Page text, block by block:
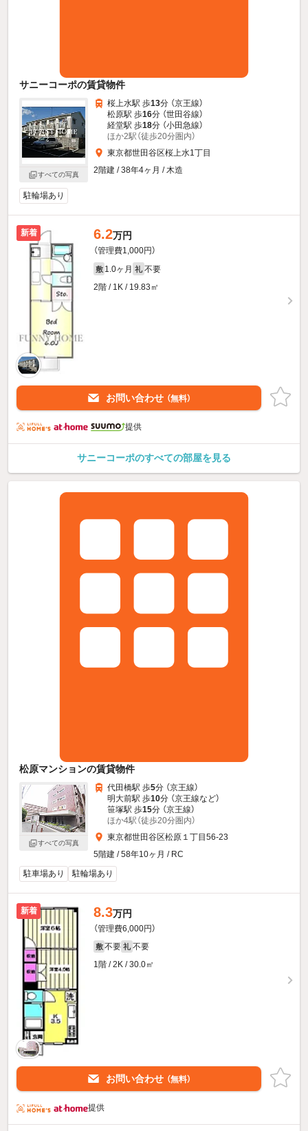
サニーコーポの賃貸物件
すべての写真
桜上水駅 歩13分 （京王線）
松原駅 歩16分 （世田谷線）
経堂駅 歩18分 （小田急線）
ほか2駅（徒歩20分圏内）
東京都世田谷区桜上水1丁目
2階建 / 38年4ヶ月 / 木造
駐輪場あり
新着 6.2万円
（管理費1,000円）
敷 1.0ヶ月 礼 不要
2階 / 1K / 19.83㎡
お問い合わせ （無料）
提供
サニーコーポのすべての部屋を見る
松原マンションの賃貸物件
すべての写真
代田橋駅 歩5分 （京王線）
明大前駅 歩10分 （京王線など）
笹塚駅 歩15分 （京王線）
ほか4駅（徒歩20分圏内）
東京都世田谷区松原１丁目56-23
5階建 / 58年10ヶ月 / RC
駐車場あり
駐輪場あり
新着 8.3万円
（管理費6,000円）
敷 不要 礼 不要
1階 / 2K / 30.0㎡
お問い合わせ （無料）
提供